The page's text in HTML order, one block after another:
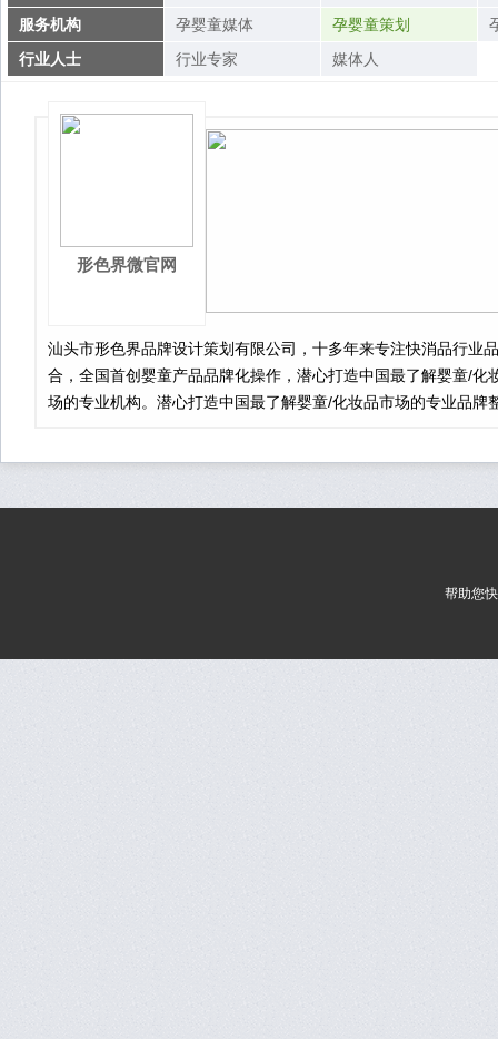
服务机构
孕婴童媒体 孕婴童策划
行业人士
行业专家 媒体人
形色界微官网
汕头市形色界品牌设计策划有限公司，十多年来专注快消品行业
合，全国首创婴童产品品牌化操作，潜心打造中国最了解婴童/化
场的专业机构。潜心打造中国最了解婴童/化妆品市场的专业品牌
变，开创品牌时代新纪元！V-WORLD, 只为客户傲然胜绩代言！
帮助您